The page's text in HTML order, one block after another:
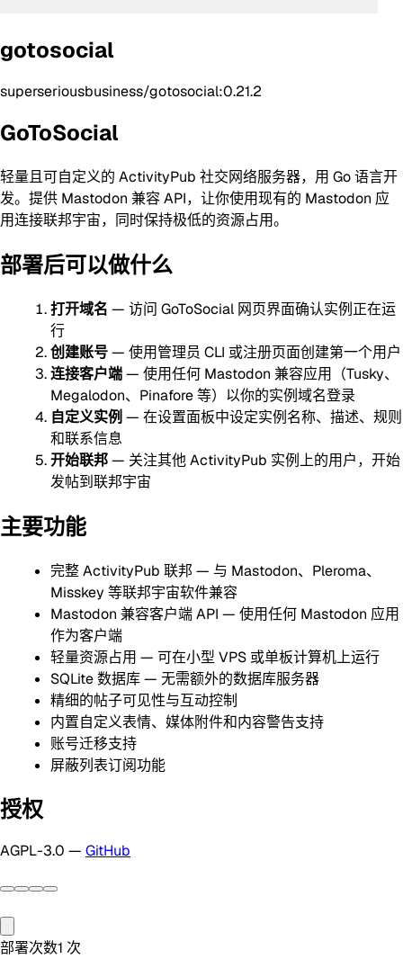
gotosocial
superseriousbusiness/gotosocial:0.21.2
GoToSocial
轻量且可自定义的 ActivityPub 社交网络服务器，用 Go 语言开
发。提供 Mastodon 兼容 API，让你使用现有的 Mastodon 应
用连接联邦宇宙，同时保持极低的资源占用。
部署后可以做什么
打开域名 — 访问 GoToSocial 网页界面确认实例正在运
行
创建账号— 使用管理员 CLI 或注册页面创建第一个用户
连接客户端— 使用任何 Mastodon 兼容应用（Tusky、
Megalodon、Pinafore 等）以你的实例域名登录
自定义实例 — 在设置面板中设定实例名称、描述、规则
和联系信息
开始联邦— 关注其他 ActivityPub 实例上的用户，开始
发帖到联邦宇宙
主要功能
完整 ActivityPub 联邦 — 与 Mastodon、Pleroma、
Misskey 等联邦宇宙软件兼容
Mastodon 兼容客户端 API — 使用任何 Mastodon 应用
作为客户端
轻量资源占用 — 可在小型 VPS 或单板计算机上运行
SQLite 数据库 — 无需额外的数据库服务器
精细的帖子可见性与互动控制
内置自定义表情、媒体附件和内容警告支持
账号迁移支持
屏蔽列表订阅功能
授权
AGPL-3.0 — GitHub
部署次数1 次